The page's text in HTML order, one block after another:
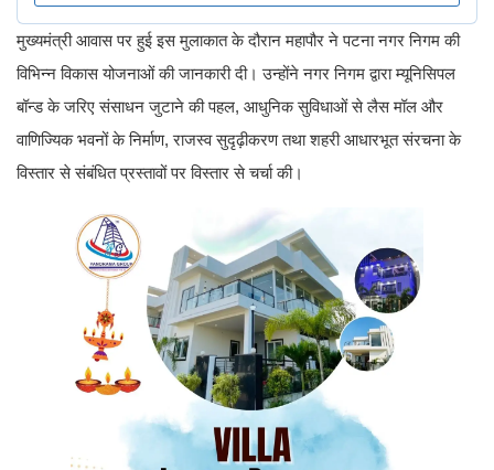
मुख्यमंत्री आवास पर हुई इस मुलाकात के दौरान महापौर ने पटना नगर निगम की
विभिन्न विकास योजनाओं की जानकारी दी। उन्होंने नगर निगम द्वारा म्यूनिसिपल
बॉन्ड के जरिए संसाधन जुटाने की पहल, आधुनिक सुविधाओं से लैस मॉल और
वाणिज्यिक भवनों के निर्माण, राजस्व सुदृढ़ीकरण तथा शहरी आधारभूत संरचना के
विस्तार से संबंधित प्रस्तावों पर विस्तार से चर्चा की।